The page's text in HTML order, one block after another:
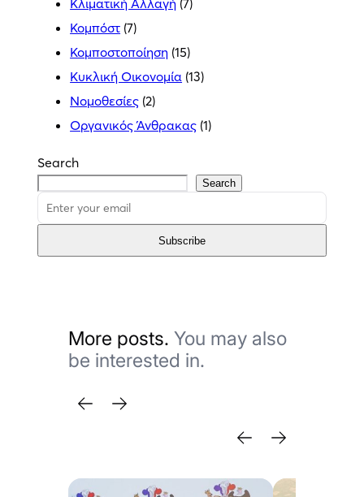
Κλιματική Αλλαγή (7)
Κομπόστ (7)
Κομποστοποίηση (15)
Κυκλική Οικονομία (13)
Νομοθεσίες (2)
Οργανικός Άνθρακας (1)
Search
Search
Subscribe
More posts.You may also
be interested in.